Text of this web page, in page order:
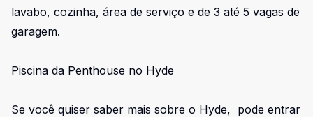
lavabo, cozinha, área de serviço e de 3 até 5 vagas de
garagem.
Piscina da Penthouse no Hyde
Se você quiser saber mais sobre o Hyde, pode entrar